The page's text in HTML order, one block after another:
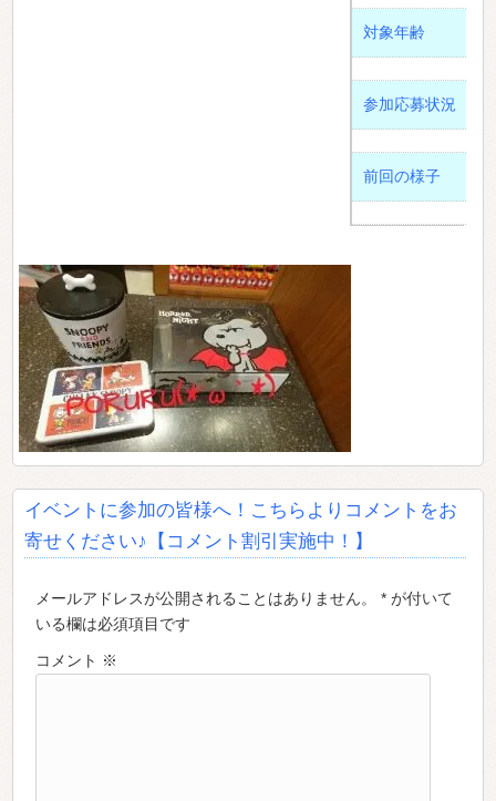
対象年齢
参加応募状況
前回の様子
イベントに参加の皆様へ！こちらよりコメントをお
寄せください♪【コメント割引実施中！】
メールアドレスが公開されることはありません。 * が付いて
いる欄は必須項目です
コメント ※